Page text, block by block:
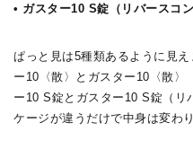
• ガスター10 S錠（リバースコン
ぱっと見は5種類あるように見え
ー10〈散〉とガスター10〈散〉
ー10 S錠とガスター10 S錠（リ
ケージが違うだけで中身は変わ